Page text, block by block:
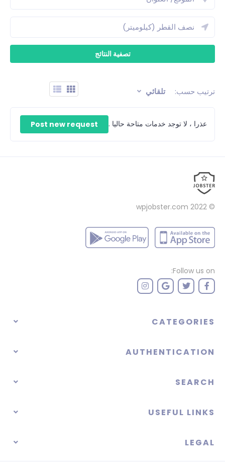
ترتيب حسب: تلقائي
عذرا ، لا توجد خدمات متاحة حاليا . Post new request
© 2022
wpjobster.com
Follow us on:
CATEGORIES
AUTHENTICATION
SEARCH
USEFUL LINKS
LEGAL